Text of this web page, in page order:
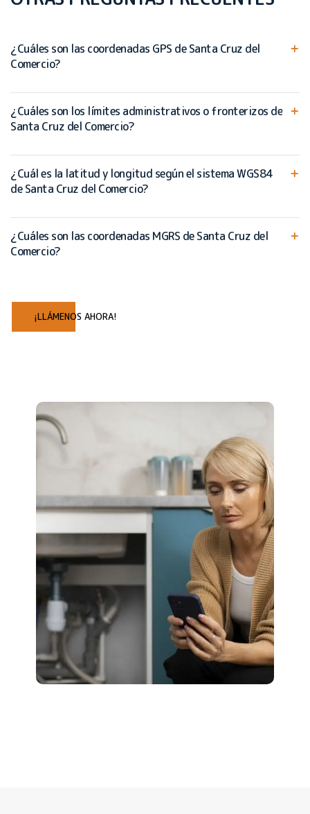
¿Cuáles son las coordenadas GPS de Santa Cruz del
Comercio?
¿Cuáles son los límites administrativos o fronterizos de
Santa Cruz del Comercio?
¿Cuál es la latitud y longitud según el sistema WGS84
de Santa Cruz del Comercio?
¿Cuáles son las coordenadas MGRS de Santa Cruz del
Comercio?
¡LLÁMENOS AHORA!